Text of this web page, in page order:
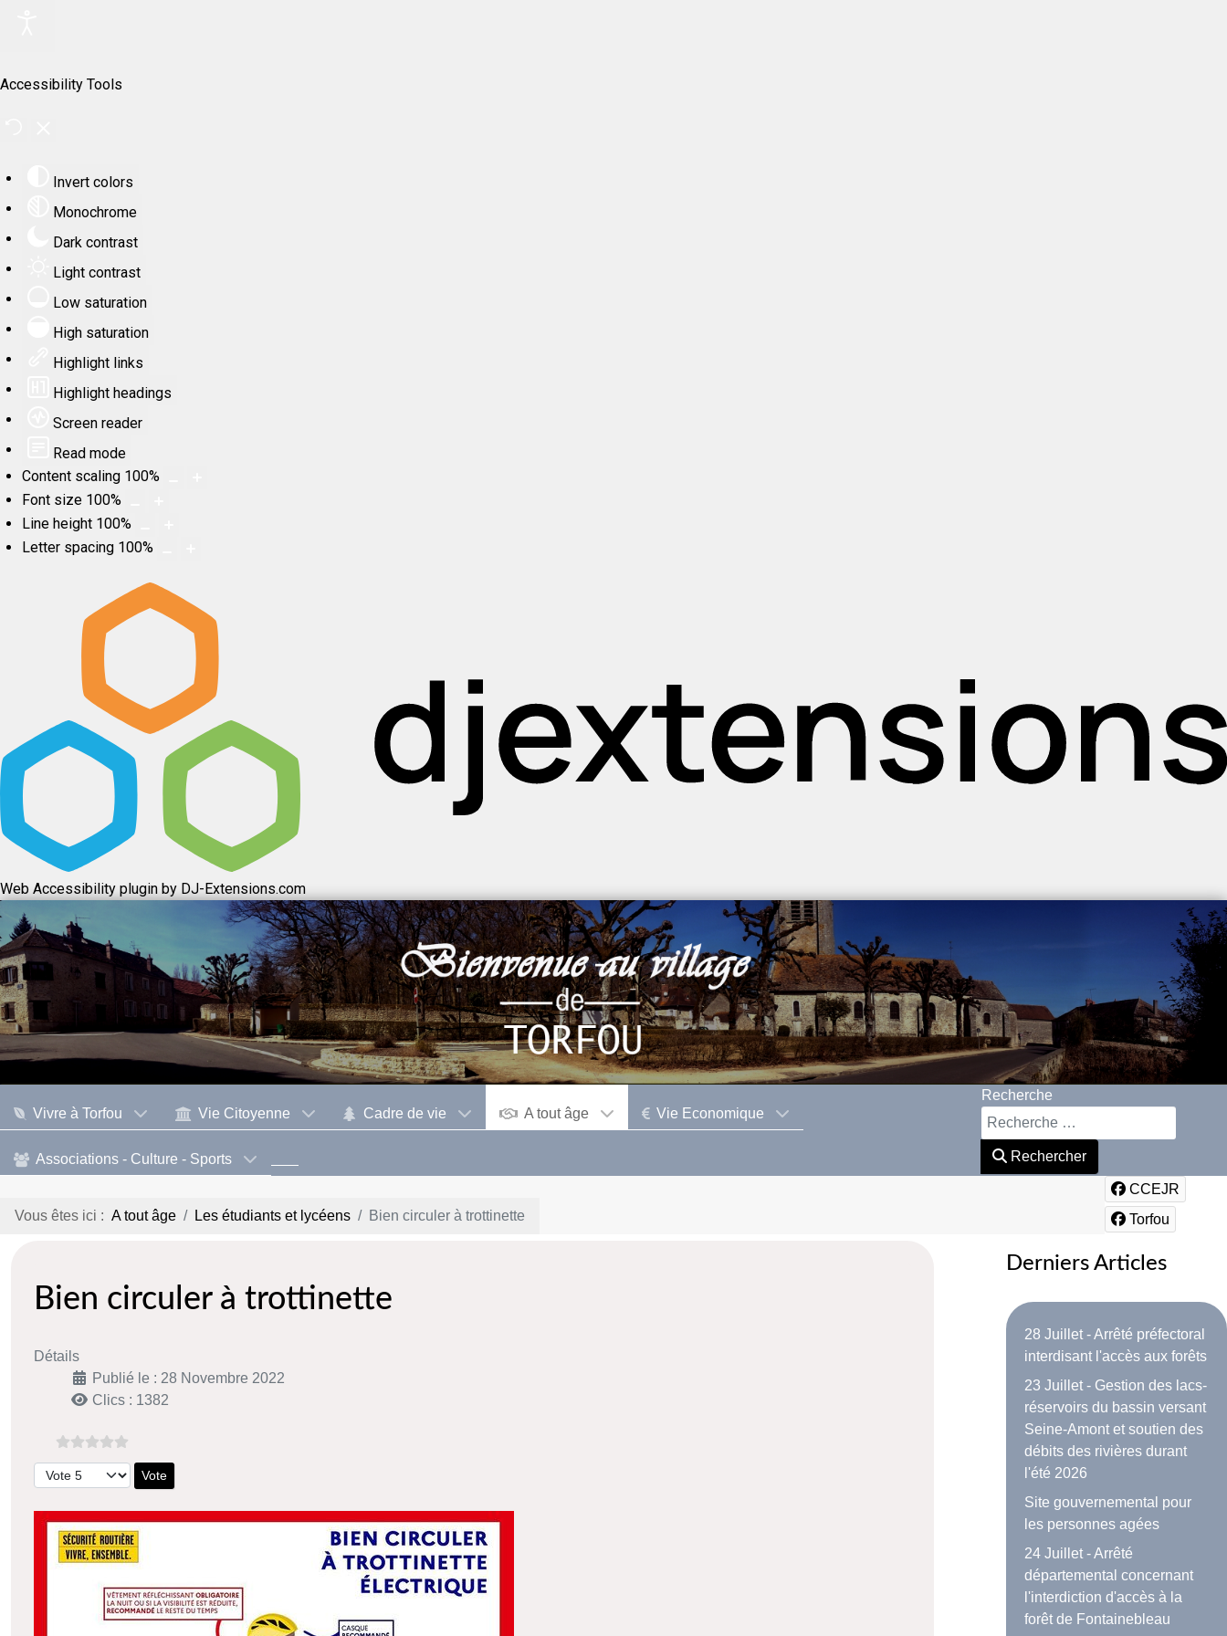
Accessibility Tools
Invert colors
Monochrome
Dark contrast
Light contrast
Low saturation
High saturation
Highlight links
Highlight headings
Screen reader
Read mode
Content scaling 100%
Font size 100%
Line height 100%
Letter spacing 100%
Web Accessibility plugin by DJ-Extensions.com
Vivre à Torfou Vie Citoyenne Cadre de vie A tout âge Vie Economique
Associations - Culture - Sports
Recherche
Rechercher
Vous êtes ici : A tout âge Les étudiants et lycéens Bien circuler à trottinette
CCEJR
Torfou
Bien circuler à trottinette
Détails
Publié le : 28 Novembre 2022
Clics : 1382
Veuillez voter
Derniers Articles
28 Juillet - Arrêté préfectoral
interdisant l'accès aux forêts
23 Juillet - Gestion des lacs-
réservoirs du bassin versant
Seine-Amont et soutien des
débits des rivières durant
l'été 2026
Site gouvernemental pour
les personnes agées
24 Juillet - Arrêté
départemental concernant
l'interdiction d'accès à la
forêt de Fontainebleau